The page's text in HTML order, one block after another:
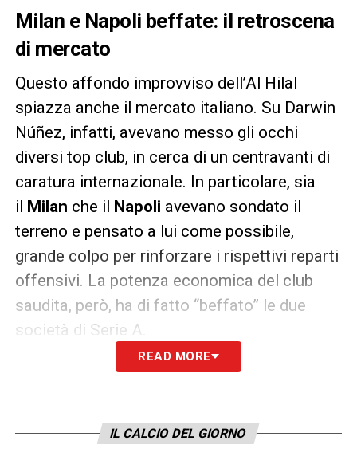
Milan e Napoli beffate: il retroscena
di mercato
Questo affondo improvviso dell’Al Hilal
spiazza anche il mercato italiano. Su Darwin
Núñez, infatti, avevano messo gli occhi
diversi top club, in cerca di un centravanti di
caratura internazionale. In particolare, sia
il Milan che il Napoli avevano sondato il
terreno e pensato a lui come possibile,
grande colpo per rinforzare i rispettivi reparti
offensivi. La potenza economica del club
saudita, però, ha di fatto “beffato” le due
società di Serie A.
READ MORE
IL CALCIO DEL GIORNO